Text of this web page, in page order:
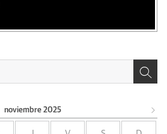
noviembre 2025